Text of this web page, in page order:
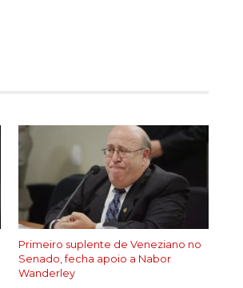
Primeiro suplente de Veneziano no
Senado, fecha apoio a Nabor
Wanderley